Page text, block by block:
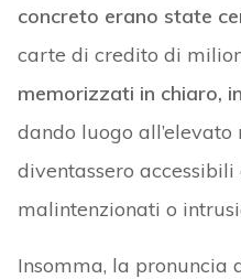
concreto erano state
carte di credito di
memorizzati in chiaro,
dando luogo all’elevato
diventassero
malintenzionati o
Insomma, la pronuncia